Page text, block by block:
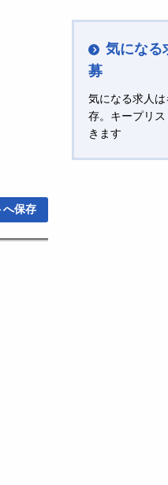
保存
気になる
募
気になる求人
存。キープリ
きます